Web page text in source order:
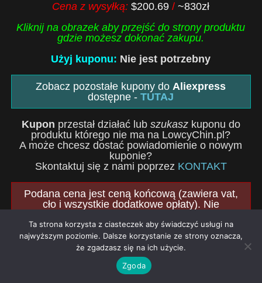
Cena z wysyłką:$200.69/~830zł
Kliknij na obrazek aby przejść do strony produktu
gdzie możesz dokonać zakupu.
Użyj kuponu: Nie jest potrzebny
Zobacz pozostałe kupony doAliexpress
dostępne -TUTAJ
Kupon przestał działać lub szukaszkuponu do
produktu którego nie ma na LowcyChin.pl?
A może chcesz dostać powiadomienie o nowym
kuponie?
Skontaktuj się z nami poprzez KONTAKT
Podana cena jest ceną końcową (zawiera vat,
cło i wszystkie dodatkowe opłaty). Nie
Więcej o przesyłkach które zawierają wszystkie
opłaty TUTAJ
Historia Ceny:
Ta strona korzysta z ciasteczek aby świadczyć usługi na
najwyższym poziomie. Dalsze korzystanie ze strony oznacza,
że zgadzasz się na ich użycie.
Zgoda